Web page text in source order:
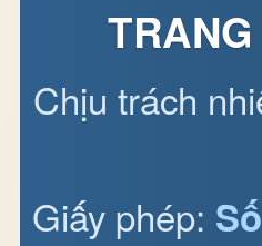
Chịu trách
Giấy phép: